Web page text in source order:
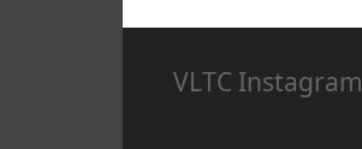
VLTC Instagram